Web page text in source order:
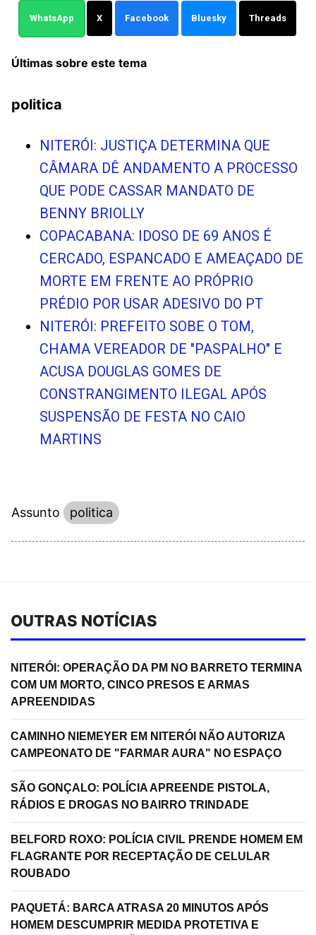
WhatsApp X Facebook Bluesky Threads
Últimas sobre este tema
politica
NITERÓI: JUSTIÇA DETERMINA QUE
CÂMARA DÊ ANDAMENTO A PROCESSO
QUE PODE CASSAR MANDATO DE
BENNY BRIOLLY
COPACABANA: IDOSO DE 69 ANOS É
CERCADO, ESPANCADO E AMEAÇADO DE
MORTE EM FRENTE AO PRÓPRIO
PRÉDIO POR USAR ADESIVO DO PT
NITERÓI: PREFEITO SOBE O TOM,
CHAMA VEREADOR DE "PASPALHO" E
ACUSA DOUGLAS GOMES DE
CONSTRANGIMENTO ILEGAL APÓS
SUSPENSÃO DE FESTA NO CAIO
MARTINS
Assunto politica
OUTRAS NOTÍCIAS
NITERÓI: OPERAÇÃO DA PM NO BARRETO TERMINA
COM UM MORTO, CINCO PRESOS E ARMAS
APREENDIDAS
CAMINHO NIEMEYER EM NITERÓI NÃO AUTORIZA
CAMPEONATO DE "FARMAR AURA" NO ESPAÇO
SÃO GONÇALO: POLÍCIA APREENDE PISTOLA,
RÁDIOS E DROGAS NO BAIRRO TRINDADE
BELFORD ROXO: POLÍCIA CIVIL PRENDE HOMEM EM
FLAGRANTE POR RECEPTAÇÃO DE CELULAR
ROUBADO
PAQUETÁ: BARCA ATRASA 20 MINUTOS APÓS
HOMEM DESCUMPRIR MEDIDA PROTETIVA E